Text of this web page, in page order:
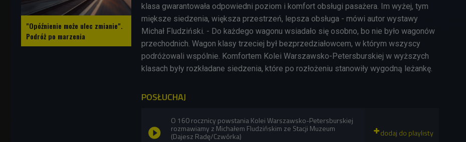
"Opóźnienie może ulec zmianie".
Podróż po marzenia
klasa gwarantowała odpowiedni poziom i komfort obsługi pasażera. Im wyżej, tym
miększe siedzenia, większa przestrzeń, lepsza obsługa - mówi autor wystawy
Michał Fludziński. - Do każdego wagonu wsiadało się osobno, bo nie było wagonów
przechodnich. Wagon klasy trzeciej był bezprzedziałowcem, w którym wszyscy
podróżowali wspólnie. Komfortem Kolei Warszawsko-Petersburskiej w wyższych
klasach były rozkładane siedzenia, które po rozłożeniu stanowiły wygodną leżankę.
POSŁUCHAJ
O 160 rocznicy powstania Kolei Warszawsko-Petersburskiej
rozmawiamy z Michałem Fludzińskim ze Stacji Muzeum
(Dajesz Radę/Czwórka)